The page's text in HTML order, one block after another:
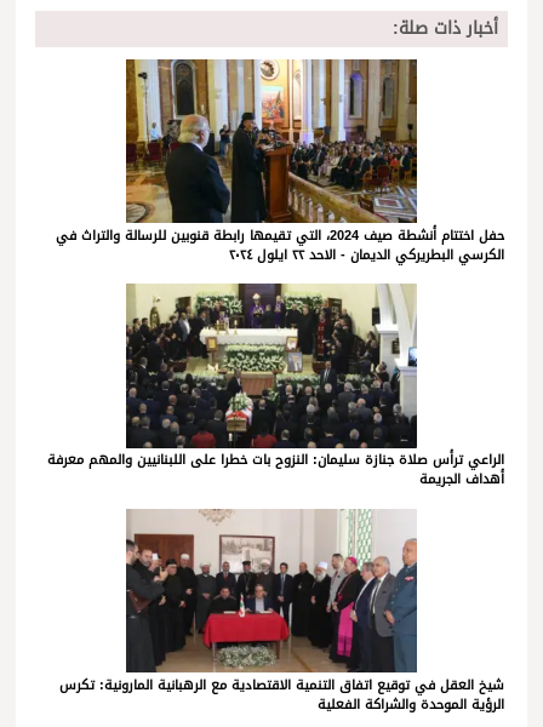
أخبار ذات صلة:
حفل اختتام أنشطة صيف 2024، التي تقيمها رابطة قنوبين للرسالة والتراث في
الكرسي البطريركي الديمان - الاحد ٢٢ ايلول ٢٠٢٤
الراعي ترأس صلاة جنازة سليمان: النزوح بات خطرا على اللبنانيين والمهم معرفة
أهداف الجريمة
شيخ العقل في توقيع اتفاق التنمية الاقتصادية مع الرهبانية المارونية: تكرس
الرؤية الموحدة والشراكة الفعلية